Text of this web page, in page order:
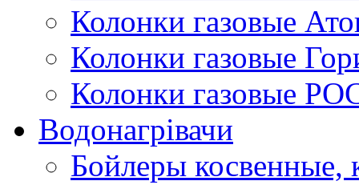
Колонки газовые
Колонки газовые
Колонки газовые
Водонагрівачи
Бойлеры косвенные,